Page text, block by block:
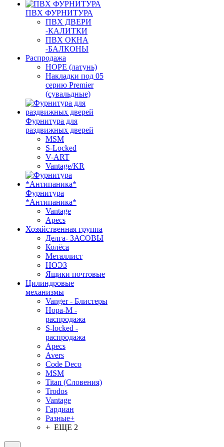
ПВХ ФУРНИТУРА
ПВХ ДВЕРИ
-КАЛИТКИ
ПВХ ОКНА
-БАЛКОНЫ
Распродажа
HOPE (латунь)
Накладки под 05
серию Premier
(сувальдные)
Фурнитура для
раздвижных дверей
MSM
S-Locked
V-ART
Vantage/KR
Фурнитура
*Антипаника*
Vantage
Apecs
Хозяйственная группа
Делга- ЗАСОВЫ
Колёса
Металлист
НОЭЗ
Ящики почтовые
Цилиндровые
механизмы
Vanger - Блистеры
Нора-М -
распродажа
S-locked -
распродажа
Apecs
Avers
Code Deco
MSM
Titan (Словения)
Trodos
Vantage
Гардиан
Разные+
+ ЕЩЕ 2